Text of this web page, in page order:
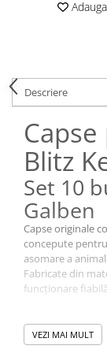
Conectori Gard
Plasă Gard
Poartă Gard
Stâlpi Gard
Stâlpi din plastic
Stâlpi din Lemn
Stâlpi din Fibră
Stâlpi pentru
Scule pentru
Testere pentru
Împământare
Fir/Sârmă pentru
Bandă pentru
Descriere
Blitz
Set 10
Galben
Capse originale
concepute
asomare a
Fabricate din
funcționare
✅
VEZI MAI MULT